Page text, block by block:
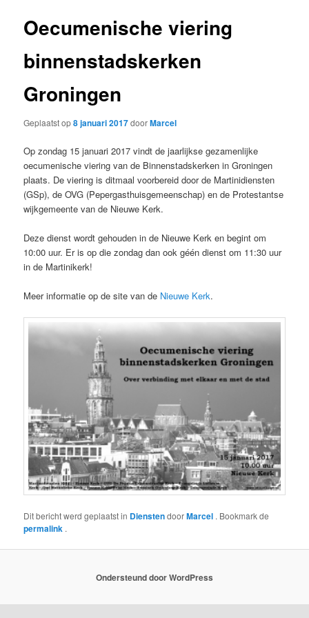
Oecumenische viering
binnenstadskerken
Groningen
Geplaatst op8 januari 2017doorMarcel
Op zondag 15 januari 2017 vindt de jaarlijkse gezamenlijke
oecumenische viering van de Binnenstadskerken in Groningen
plaats. De viering is ditmaal voorbereid door de Martinidiensten
(GSp), de OVG (Pepergasthuisgemeenschap) en de Protestantse
wijkgemeente van de Nieuwe Kerk.
Deze dienst wordt gehouden in de Nieuwe Kerk en begint om
10:00 uur. Er is op die zondag dan ook géén dienst om 11:30 uur
in de Martinikerk!
Meer informatie op de site van de Nieuwe Kerk.
Dit bericht werd geplaatst in DienstendoorMarcel . Bookmark de
permalink .
Ondersteund door WordPress